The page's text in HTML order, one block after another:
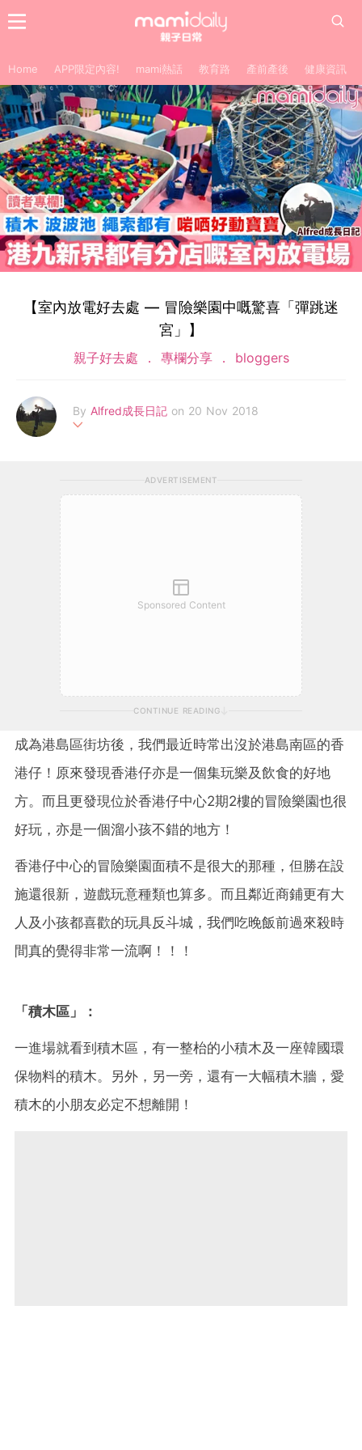
Home APP限定內容! mami熱話 教育路 產前產後 健康資訊
【室內放電好去處 — 冒險樂園中嘅驚喜「彈跳迷
宮」】
親子好去處 專欄分享 bloggers
By Alfred成長日記 on 20 Nov 2018
Facebook: https://m.facebook.com/AllAboutAlfred/
ADVERTISEMENT
Sponsored Content
CONTINUE READING
成為港島區街坊後，我們最近時常出沒於港島南區的香
港仔！原來發現香港仔亦是一個集玩樂及飲食的好地
方。而且更發現位於香港仔中心2期2樓的冒險樂園也很
好玩，亦是一個溜小孩不錯的地方！
香港仔中心的冒險樂園面積不是很大的那種，但勝在設
施還很新，遊戲玩意種類也算多。而且鄰近商鋪更有大
人及小孩都喜歡的玩具反斗城，我們吃晚飯前過來殺時
間真的覺得非常一流啊！！！
「積木區」：
一進場就看到積木區，有一整枱的小積木及一座韓國環
保物料的積木。另外，另一旁，還有一大幅積木牆，愛
積木的小朋友必定不想離開！